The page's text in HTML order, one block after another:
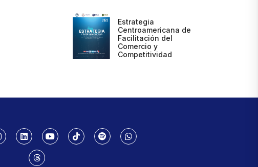
Estrategia
Centroamericana de
Facilitación del
Comercio y
Competitividad